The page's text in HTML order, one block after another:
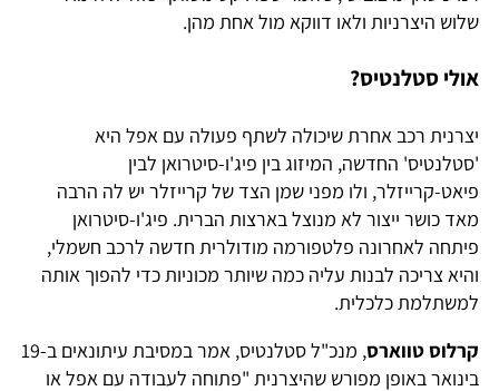
שלוש היצרניות ולאו דווקא מול אחת מהן.
אולי סטלנטיס?
יצרנית רכב אחרת שיכולה לשתף פעולה עם אפל היא
'סטלנטיס' החדשה, המיזוג בין פיג'ו-סיטרואן לבין
פיאט-קרייזלר, ולו מפני שמן הצד של קרייזלר יש לה הרבה
מאד כושר ייצור לא מנוצל בארצות הברית. פיג'ו-סיטרואן
פיתחה לאחרונה פלטפורמה מודולרית חדשה לרכב חשמלי,
והיא צריכה לבנות עליה כמה שיותר מכוניות כדי להפוך אותה
למשתלמת כלכלית.
קרלוס טווארס
, מנכ"ל סטלנטיס, אמר במסיבת עיתונאים ב-19
בינואר באופן מפורש שהיצרנית "פתוחה לעבודה עם אפל או